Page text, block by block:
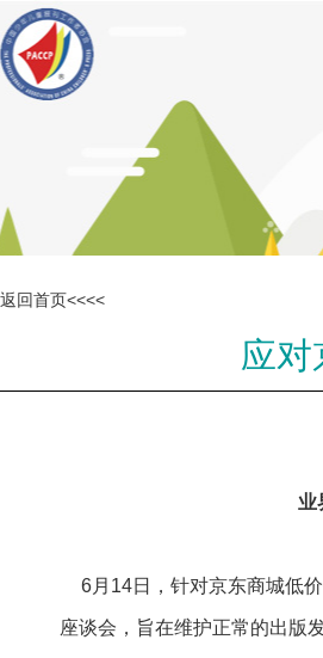
返回首页<<<<
应对
业
6月 14日 ，针对京东商城低
座谈会，旨在维护正常的出版